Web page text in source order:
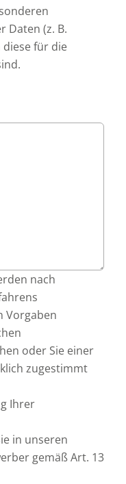
Daten (z. B.
diese für die
nach
Vorgaben
oder Sie einer
zugestimmt
Ihrer
in unseren
gemäß Art. 13